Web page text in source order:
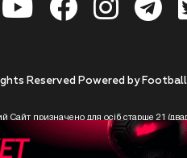
Reserved Powered by
Сайт призначено для осіб старше 21
https://footballhub.ua, Користувач цим
не досягли 21-річного віку - не